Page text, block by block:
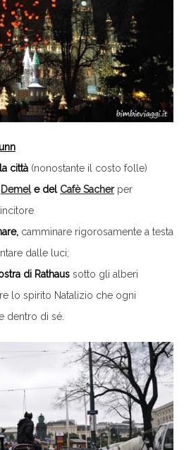
città (nonostante il costo folle)
Demel e del Cafè Sacher per
camminare rigorosamente a testa
dalle luci;
di Rathaus sotto gli alberi
lo spirito Natalizio che ogni
dentro di sé.